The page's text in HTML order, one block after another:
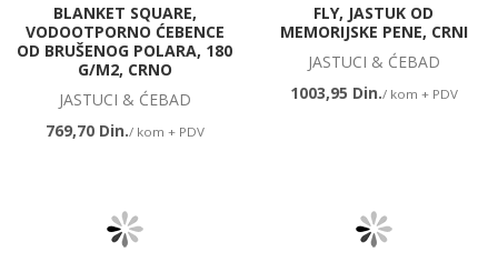
BLANKET SQUARE,
VODOOTPORNO ĆEBENCE
OD BRUŠENOG POLARA, 180
G/M2, CRNO
JASTUCI & ĆEBAD
769,70 Din./ kom + PDV
FLY, JASTUK OD
MEMORIJSKE PENE, CRNI
JASTUCI & ĆEBAD
1003,95 Din./ kom + PDV